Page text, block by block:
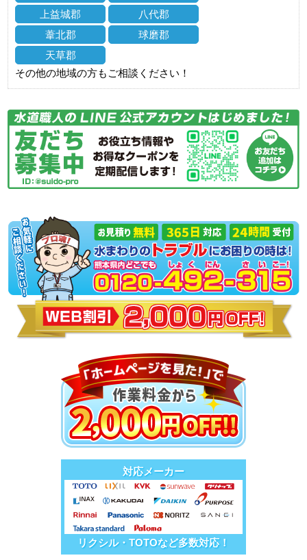
上益城郡
八代郡
葦北郡
球磨郡
天草郡
その他の地域の方もご相談ください！
対応メーカー
リクシル・TOTOなど多数対応！